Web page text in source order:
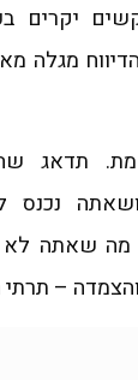
יקרים
מגלה
תדאג
נכנס
מה שאתה לא
–